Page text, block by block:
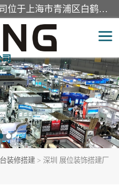
上海日朗展览服务有限公司位于上海市青浦区白鹤镇，营业范围有展览展示会务服务，室内装饰设计及施工，展示道具设计制作，舞台设计，图文设计，灯箱制作，园林绿化工程，广告装潢材料，建筑材料，办公用品，工艺礼品日用百货销售。
司
装修搭建 > 深圳 展位装饰搭建厂
活动会议执行
专柜制作
展会搭建
展会服务